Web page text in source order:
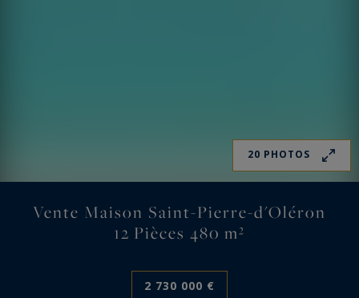
20 PHOTOS
Vente Maison Saint-Pierre-d'Oléron
12 Pièces 480 m²
2 730 000 €